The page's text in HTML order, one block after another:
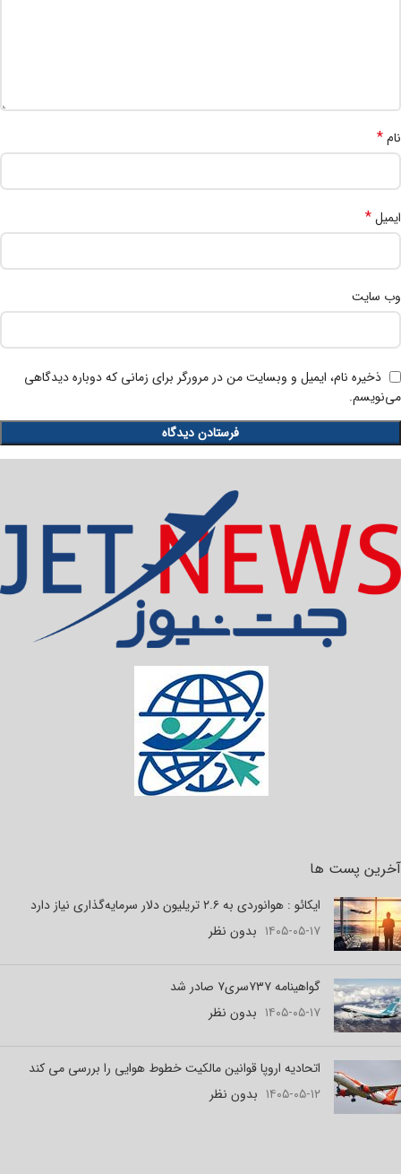
نام*
ایمیل*
وب‌ سایت
ذخیره نام، ایمیل و وبسایت من در مرورگر برای زمانی که دوباره دیدگاهی
می‌نویسم.
آخرین پست ها
ایکائو : هوانوردی به ۲.۶ تریلیون دلار سرمایه‌گذاری نیاز دارد
۱۴۰۵-۰۵-۱۷ بدون نظر
گواهینامه ۷۳۷سری۷ صادر شد
۱۴۰۵-۰۵-۱۷ بدون نظر
اتحادیه اروپا قوانین مالکیت خطوط هوایی را بررسی می کند
۱۴۰۵-۰۵-۱۲ بدون نظر